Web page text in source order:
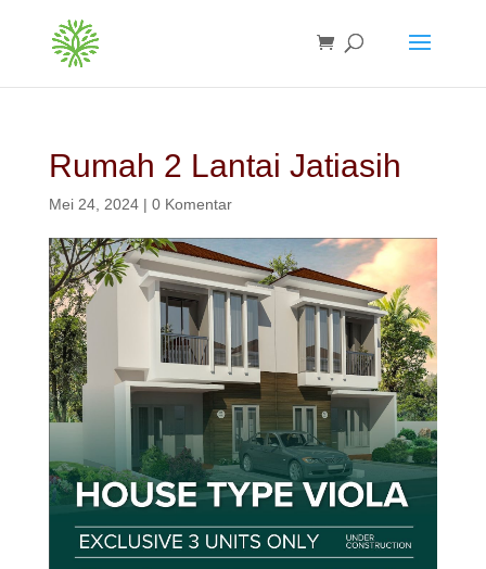
Rumah 2 Lantai Jatiasih
Mei 24, 2024| 0 Komentar